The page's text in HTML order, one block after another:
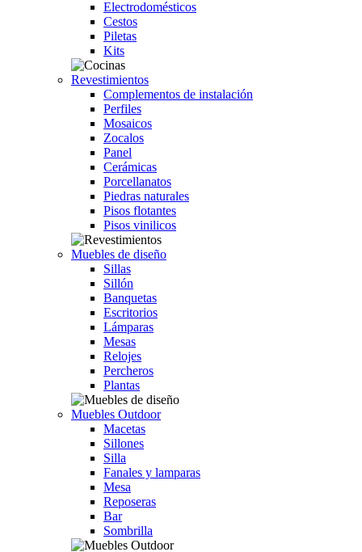
Electrodomésticos
Cestos
Piletas
Kits
Revestimientos
Complementos de instalación
Perfiles
Mosaicos
Zocalos
Panel
Cerámicas
Porcellanatos
Piedras naturales
Pisos flotantes
Pisos vinilicos
Muebles de diseño
Sillas
Sillón
Banquetas
Escritorios
Lámparas
Mesas
Relojes
Percheros
Plantas
Muebles Outdoor
Macetas
Sillones
Silla
Fanales y lamparas
Mesa
Reposeras
Bar
Sombrilla